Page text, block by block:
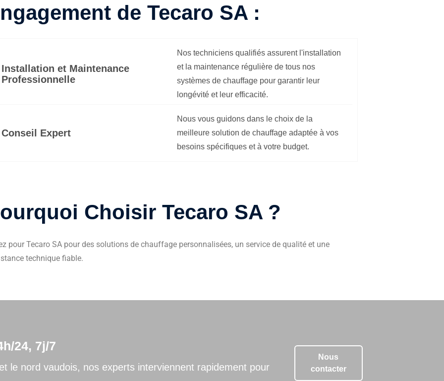
de Tecaro SA :
Installation et Maintenance
Professionnelle
Nos techniciens qualifiés assurent l'installation
et la maintenance régulière de tous nos
systèmes de chauffage pour garantir leur
longévité et leur efficacité.
Conseil Expert
Nous vous guidons dans le choix de la
meilleure solution de chauffage adaptée à vos
besoins spécifiques et à votre budget.
Choisir Tecaro SA ?
pour Tecaro SA pour des solutions de chauffage personnalisées, un service de qualité et une
technique fiable.
24, 7j/7
le nord vaudois, nos experts interviennent rapidement pour
Nous
contacter